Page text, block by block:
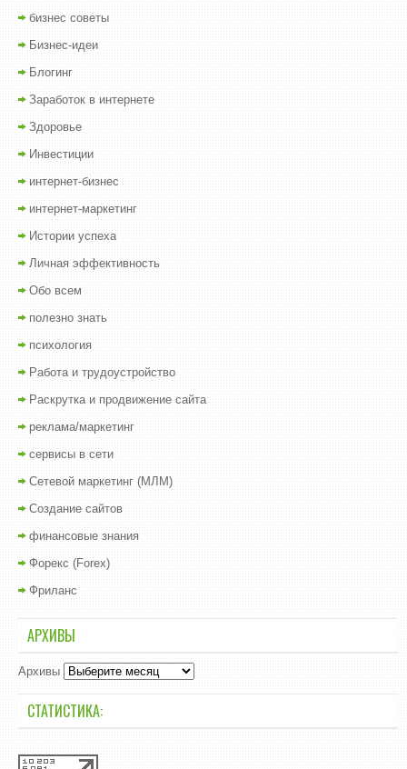
бизнес советы
Бизнес-идеи
Блогинг
Заработок в интернете
Здоровье
Инвестиции
интернет-бизнес
интернет-маркетинг
Истории успеха
Личная эффективность
Обо всем
полезно знать
психология
Работа и трудоустройство
Раскрутка и продвижение сайта
реклама/маркетинг
сервисы в сети
Сетевой маркетинг (МЛМ)
Создание сайтов
финансовые знания
Форекс (Forex)
Фриланс
АРХИВЫ
Архивы
СТАТИСТИКА: